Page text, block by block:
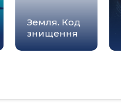
Земля. Код
знищення